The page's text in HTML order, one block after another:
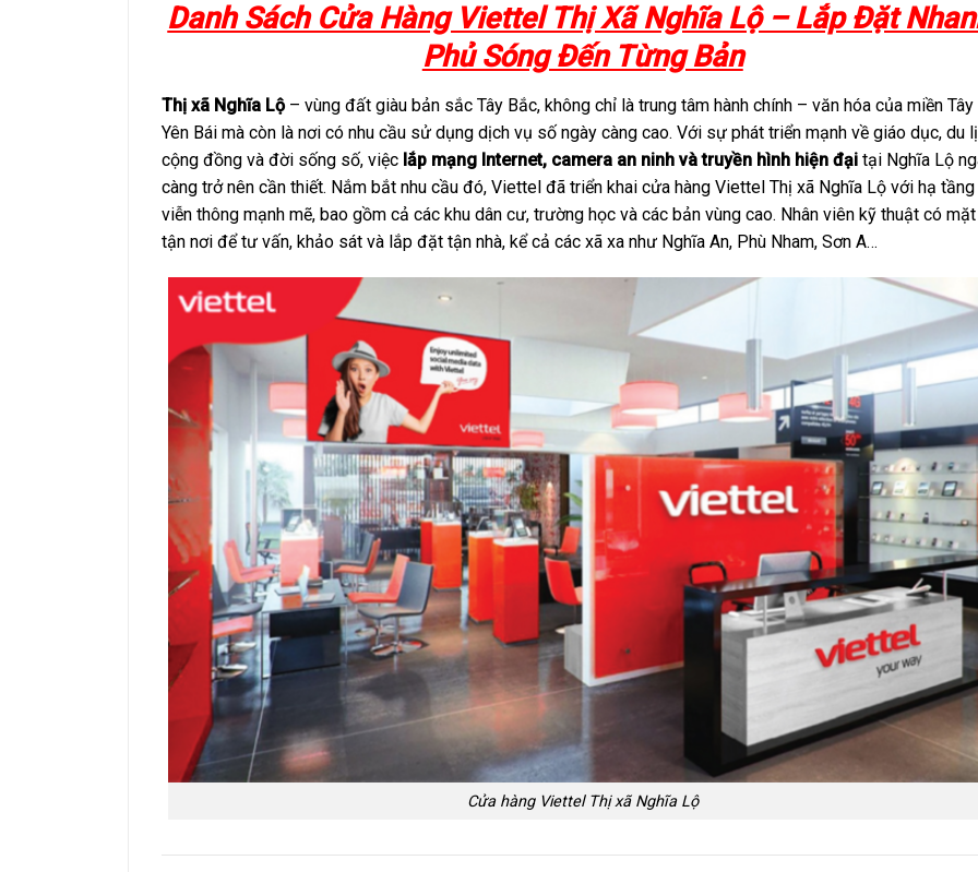
Danh Sách Cửa Hàng Viettel Thị Xã Nghĩa Lộ – Lắp Đặt
Phủ Sóng Đến Từng Bản
Thị xã Nghĩa Lộ– vùng đất giàu bản sắc Tây Bắc, không chỉ là trung tâm hành chính – văn hóa của miền Tây
Yên Bái mà còn là nơi có nhu cầu sử dụng dịch vụ số ngày càng cao. Với sự phát triển mạnh về giáo dục, du
cộng đồng và đời sống số, việc lắp mạng Internet, camera an ninh và truyền hình hiện đại tại Nghĩa Lộ
càng trở nên cần thiết. Nắm bắt nhu cầu đó, Viettel đã triển khai cửa hàng Viettel Thị xã Nghĩa Lộ với hạ tầng
viễn thông mạnh mẽ, bao gồm cả các khu dân cư, trường học và các bản vùng cao. Nhân viên kỹ thuật có mặt
tận nơi để tư vấn, khảo sát và lắp đặt tận nhà, kể cả các xã xa như Nghĩa An, Phù Nham, Sơn A…
Cửa hàng Viettel Thị xã Nghĩa Lộ